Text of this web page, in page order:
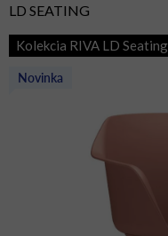
LD SEATING
Kolekcia RIVA LD Seating
Novinka